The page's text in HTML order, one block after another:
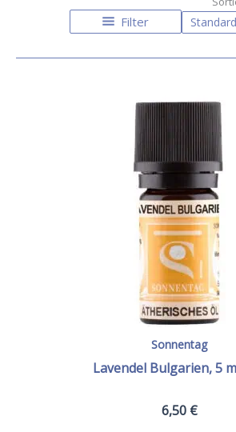
Filter
Sonnentag
Lavendel Bulgarien, 5
6,50 €